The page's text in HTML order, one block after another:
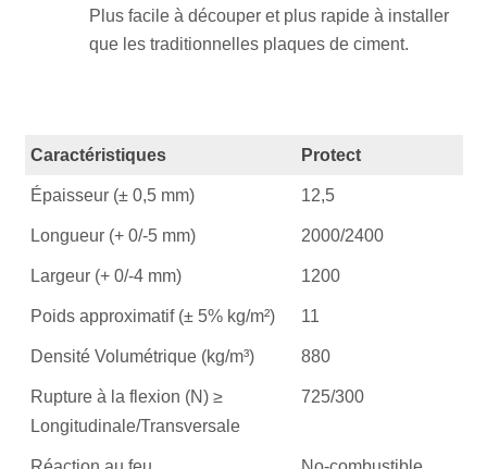
Plus facile à découper et plus rapide à installer
que les traditionnelles plaques de ciment.
Caractéristiques Protect
Épaisseur (± 0,5 mm) 12,5
Longueur (+ 0/-5 mm) 2000/2400
Largeur (+ 0/-4 mm) 1200
Poids approximatif (± 5% kg/m²) 11
Densité Volumétrique (kg/m³) 880
Rupture à la flexion (N) ≥
Longitudinale/Transversale
725/300